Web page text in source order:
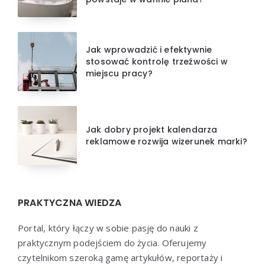
Jak wprowadzić i efektywnie
stosować kontrolę trzeźwości w
miejscu pracy?
Jak dobry projekt kalendarza
reklamowe rozwija wizerunek marki?
PRAKTYCZNA WIEDZA
Portal, który łączy w sobie pasję do nauki z
praktycznym podejściem do życia. Oferujemy
czytelnikom szeroką gamę artykułów, reportaży i